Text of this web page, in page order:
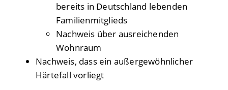
bereits in Deutschland lebenden
Familienmitglieds
Nachweis über ausreichenden
Wohnraum
Nachweis, dass ein außergewöhnlicher
Härtefall vorliegt